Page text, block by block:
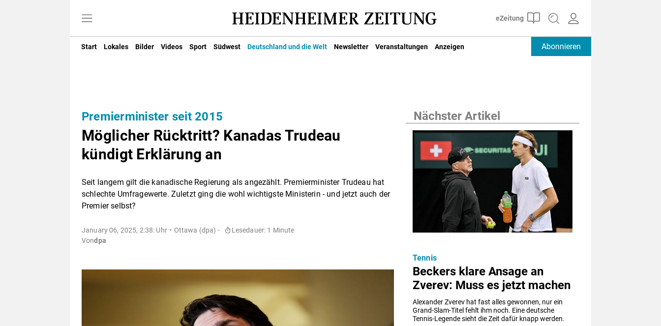
Start Lokales Bilder Videos Sport Südwest Deutschland und die Welt Newsletter Veranstaltungen Anzeigen Abonnieren
Premierminister seit 2015
Möglicher Rücktritt? Kanadas Trudeau
kündigt Erklärung an
Seit langem gilt die kanadische Regierung als angezählt. Premierminister Trudeau hat
schlechte Umfragewerte. Zuletzt ging die wohl wichtigste Ministerin - und jetzt auch der
Premier selbst?
January 06, 2025, 2:38: Uhr Ottawa (dpa) -
Lesedauer: 1 Minute
Vondpa
Nächster Artikel
Beckers klare Ansage an
Zverev: Muss es jetzt machen
Alexander Zverev hat fast alles gewonnen, nur ein
Grand-Slam-Titel fehlt ihm noch. Eine deutsche
Tennis-Legende sieht die Zeit dafür knapp werden.
Tennis